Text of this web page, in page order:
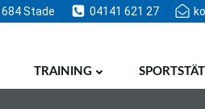
Stade 04141 621 27
TRAINING